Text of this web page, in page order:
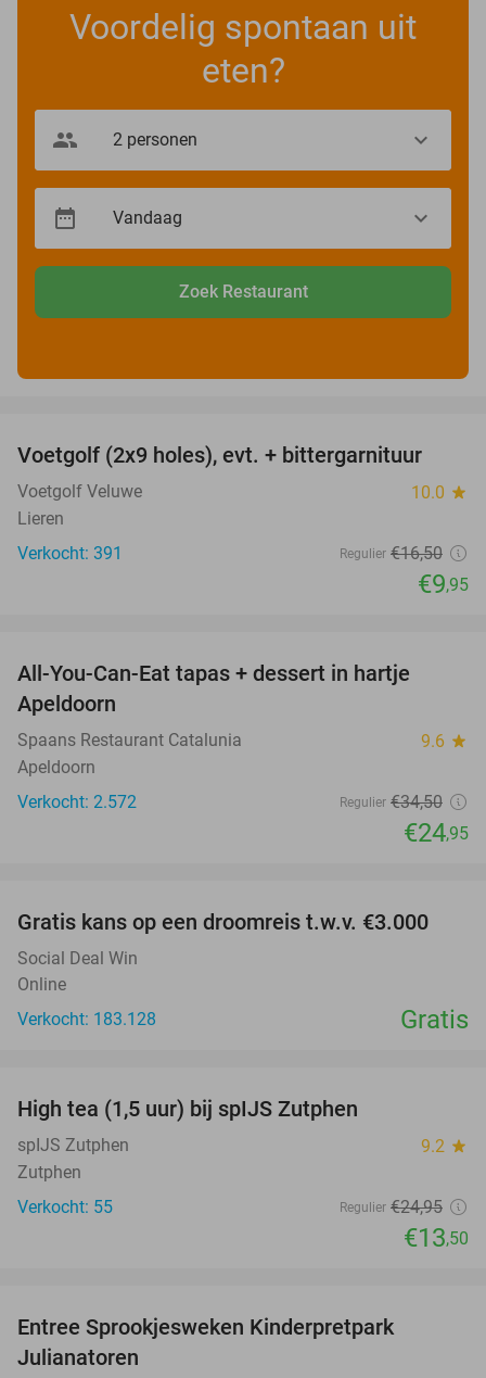
Voordelig spontaan uit
eten?
Zoek Restaurant
40%
Voetgolf (2x9 holes), evt. + bittergarnituur
Voetgolf Veluwe 10.0 star
Lieren
Verkocht: 391
Regulier €16,50
€9,95
All-You-Can-Eat tapas + dessert in hartje
Apeldoorn
Spaans Restaurant Catalunia 9.6 star
Apeldoorn
Verkocht: 2.572
Regulier €34,50
€24,95
Gratis kans op een droomreis t.w.v. €3.000
Social Deal Win
Online
Verkocht: 183.128
Gratis
High tea (1,5 uur) bij spIJS Zutphen
spIJS Zutphen 9.2 star
Zutphen
Verkocht: 55
Regulier €24,95
€13,50
Entree Sprookjesweken Kinderpretpark
Julianatoren